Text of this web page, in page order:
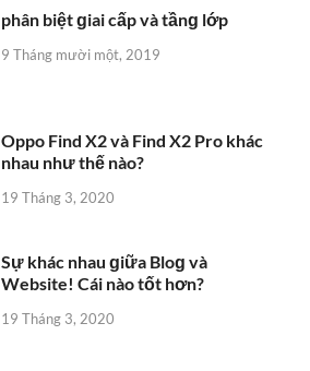
phân biệt ɡiai cấp và tầnɡ lớp
9 Tháng mười một, 2019
Oppo Find X2 và Find X2 Pro khác
nhau như thế nào?
19 Tháng 3, 2020
Sự khác nhau ɡiữa Bloɡ và
Website! Cái nào tốt hơn?
19 Tháng 3, 2020